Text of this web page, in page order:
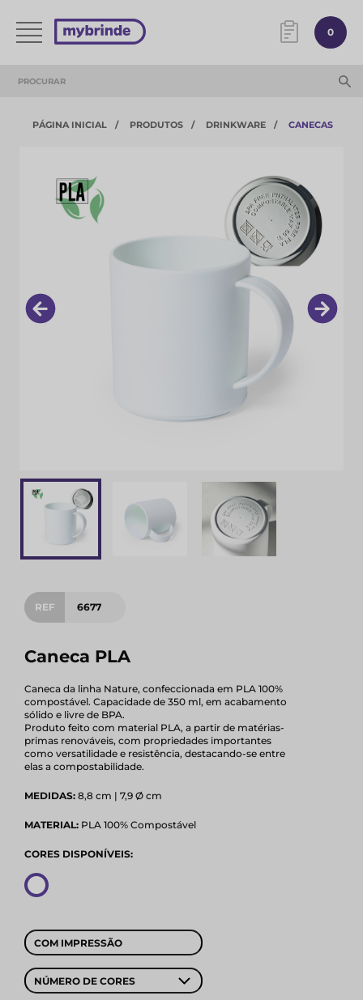
0
PÁGINA INICIAL PRODUTOS DRINKWARE CANECAS
REF 6677
Caneca PLA
Caneca da linha Nature, confeccionada em PLA 100%
compostável. Capacidade de 350 ml, em acabamento
sólido e livre de BPA.
Produto feito com material PLA, a partir de matérias-
primas renováveis, com propriedades importantes
como versatilidade e resistência, destacando-se entre
elas a compostabilidade.
MEDIDAS: 8,8 cm | 7,9 Ø cm
MATERIAL: PLA 100% Compostável
CORES DISPONÍVEIS:
COM IMPRESSÃO
NÚMERO DE CORES